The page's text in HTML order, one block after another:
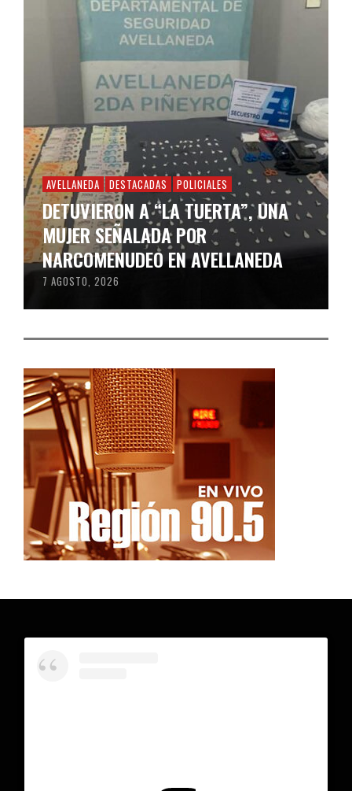
AVELLANEDA DESTACADAS POLICIALES
DETUVIERON A “LA TUERTA”, UNA
MUJER SEÑALADA POR
NARCOMENUDEO EN AVELLANEDA
7 AGOSTO, 2026